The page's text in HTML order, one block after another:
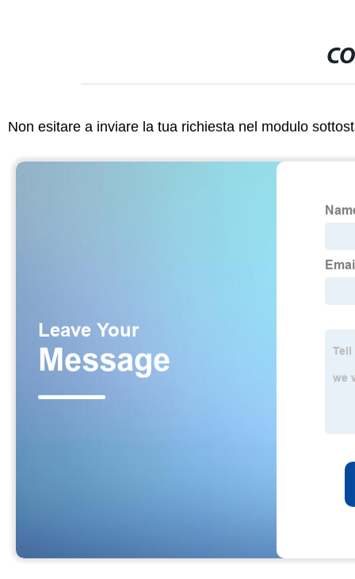
Non esitare a inviare la tua richiesta nel modulo